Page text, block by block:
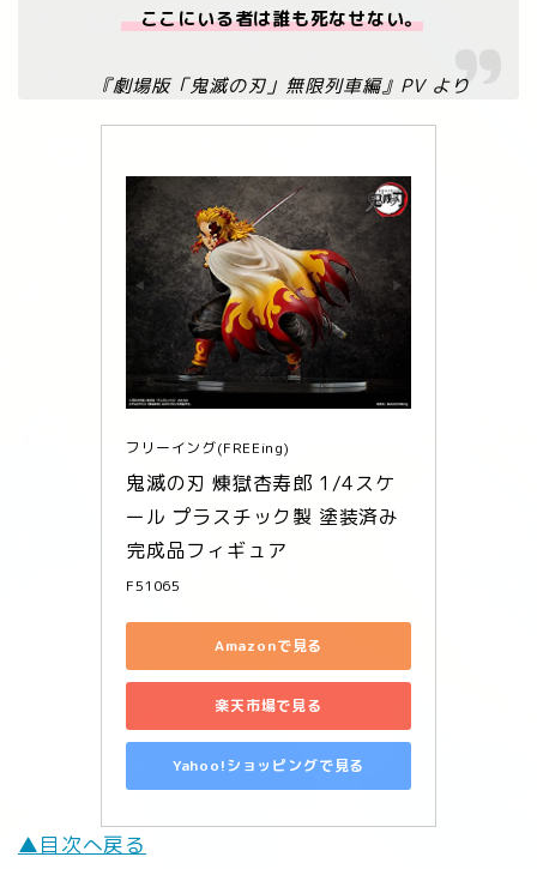
ここにいる者は誰も死なせない。
『劇場版「鬼滅の刃」無限列車編』PV より
フリーイング(FREEing)
鬼滅の刃 煉獄杏寿郎 1/4スケ
ール プラスチック製 塗装済み
完成品フィギュア
F51065
Amazonで見る
楽天市場で見る
Yahoo!ショッピングで見る
▲目次へ戻る